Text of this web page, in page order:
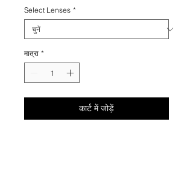
Select Lenses *
मात्रा *
कार्ट में जोड़ें